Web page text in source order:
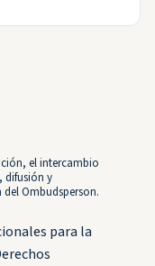
el intercambio
difusión y
Ombudsperson.